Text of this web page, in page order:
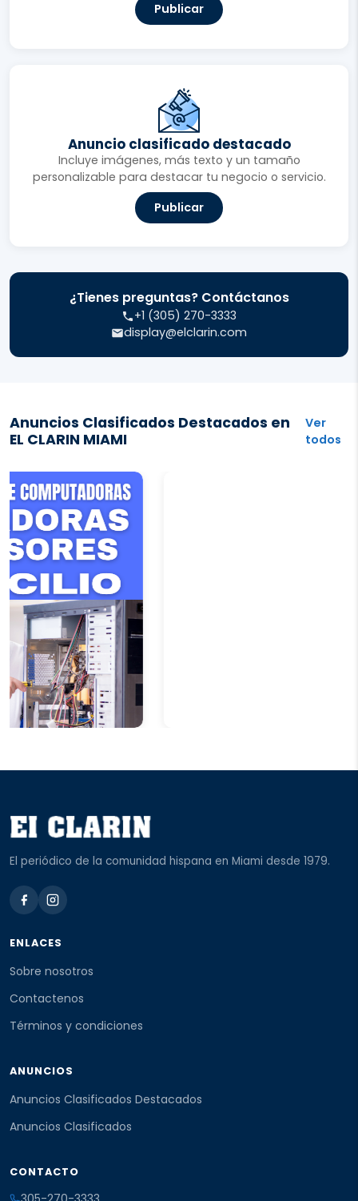
Publicar
Anuncio clasificado destacado
Incluye imágenes, más texto y un tamaño
personalizable para destacar tu negocio o servicio.
Publicar
¿Tienes preguntas? Contáctanos
+1 (305) 270-3333
display@elclarin.com
Anuncios Clasificados Destacados en
EL CLARIN MIAMI
Ver
todos
El periódico de la comunidad hispana en Miami desde 1979.
ENLACES
Sobre nosotros
Contactenos
Términos y condiciones
ANUNCIOS
Anuncios Clasificados Destacados
Anuncios Clasificados
CONTACTO